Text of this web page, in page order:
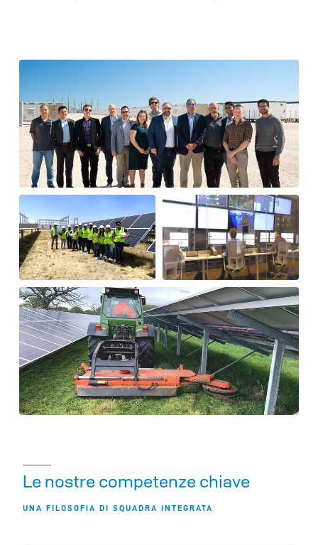
Le nostre competenze chiave
UNA FILOSOFIA DI SQUADRA INTEGRATA